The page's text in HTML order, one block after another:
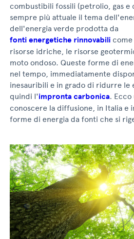
combustibili fossili (petrolio, gas e
sempre più attuale il tema
dell'energia verde prodotta da
fonti energetiche rinnovabili
risorse idriche, le risorse
moto ondoso. Queste forme di
nel tempo, immediatamente
inesauribili e in grado di ridurre le
quindi l'impronta carbonica. Ecco
conoscere la diffusione, in Italia e
forme di energia da fonti che si